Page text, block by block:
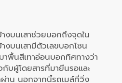
งบนเสาช่วยบอกถึงจุดใน
บนเสามีตัวเลขบอกโซน
พื้นสีเทาอ่อนบอกทิศทางว่า
กับผู้โดยสารที่มายืนรอและ
าน นอกจากนี้รถเมล์ที่วิ่ง